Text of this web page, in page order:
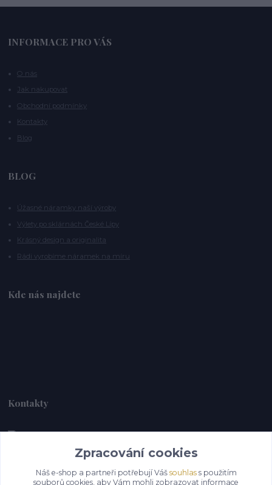
INFORMACE PRO VÁS
O nás
Jak nakupovat
Obchodní podmínky
Kontakty
Blog
BLOG
Úžasné náramky naší výroby
Výlety po sklárnách České Lípy
Krásný design a originalita
Rádi vyrobíme náramek na míru
Kde nás najdete
Kontakty
Alebrije@alebrije.cz
Zpracování cookies
Náš e-shop a partneři potřebují Váš souhlass použitím
souborů cookies, aby Vám mohli zobrazovat informace